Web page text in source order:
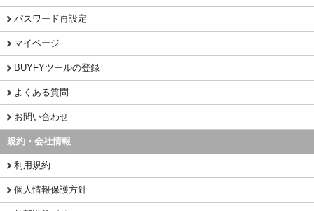
パスワード再設定
マイページ
BUYFYツールの登録
よくある質問
お問い合わせ
規約・会社情報
利用規約
個人情報保護方針